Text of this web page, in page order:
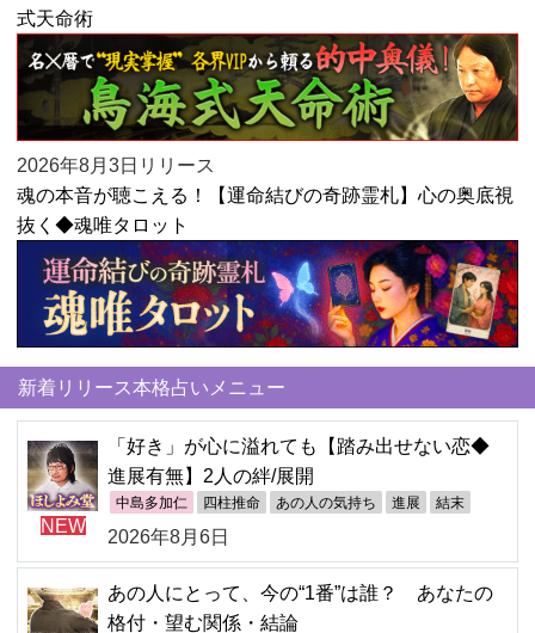
式天命術
2026年8月3日リリース
魂の本音が聴こえる！【運命結びの奇跡霊札】心の奥底視
抜く◆魂唯タロット
新着リリース本格占いメニュー
NEW
「好き」が心に溢れても【踏み出せない恋◆
進展有無】2人の絆/展開
中島多加仁 四柱推命 あの人の気持ち 進展 結末
2026年8月6日
あの人にとって、今の“1番”は誰？ あなたの
格付・望む関係・結論